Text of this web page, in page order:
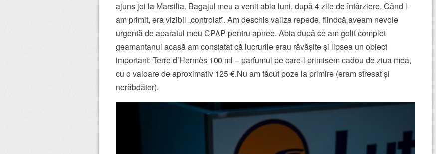
ajuns joi la Marsilia. Bagajul meu a venit abia luni, după 4 zile de întârziere. Când l-
am primit, era vizibil „controlat”. Am deschis valiza repede, fiindcă aveam nevoie
urgentă de aparatul meu CPAP pentru apnee. Abia după ce am golit complet
geamantanul acasă am constatat că lucrurile erau răvășite și lipsea un obiect
important: Terre d’Hermès 100 ml – parfumul pe care-l primisem cadou de ziua mea,
cu o valoare de aproximativ 125 €.Nu am făcut poze la primire (eram stresat și
nerăbdător).